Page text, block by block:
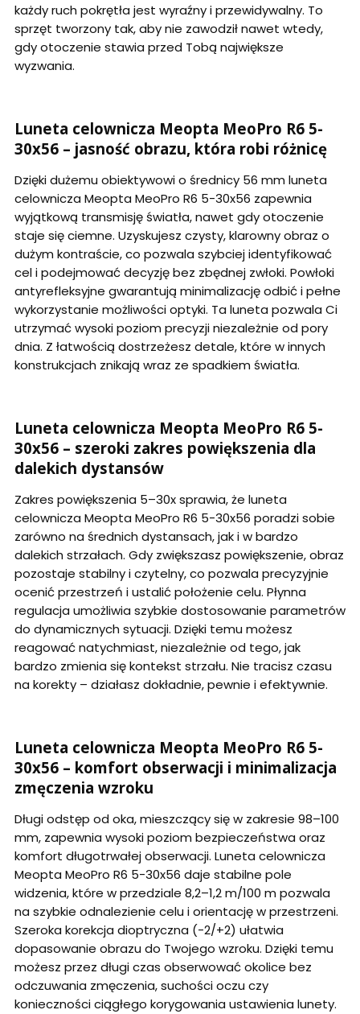
każdy ruch pokrętła jest wyraźny i przewidywalny. To
sprzęt tworzony tak, aby nie zawodził nawet wtedy,
gdy otoczenie stawia przed Tobą największe
wyzwania.
Luneta celownicza Meopta MeoPro R6 5-
30x56 – jasność obrazu, która robi różnicę
Dzięki dużemu obiektywowi o średnicy 56 mm luneta
celownicza Meopta MeoPro R6 5-30x56 zapewnia
wyjątkową transmisję światła, nawet gdy otoczenie
staje się ciemne. Uzyskujesz czysty, klarowny obraz o
dużym kontraście, co pozwala szybciej identyfikować
cel i podejmować decyzję bez zbędnej zwłoki. Powłoki
antyrefleksyjne gwarantują minimalizację odbić i pełne
wykorzystanie możliwości optyki. Ta luneta pozwala Ci
utrzymać wysoki poziom precyzji niezależnie od pory
dnia. Z łatwością dostrzeżesz detale, które w innych
konstrukcjach znikają wraz ze spadkiem światła.
Luneta celownicza Meopta MeoPro R6 5-
30x56 – szeroki zakres powiększenia dla
dalekich dystansów
Zakres powiększenia 5–30x sprawia, że luneta
celownicza Meopta MeoPro R6 5-30x56 poradzi sobie
zarówno na średnich dystansach, jak i w bardzo
dalekich strzałach. Gdy zwiększasz powiększenie, obraz
pozostaje stabilny i czytelny, co pozwala precyzyjnie
ocenić przestrzeń i ustalić położenie celu. Płynna
regulacja umożliwia szybkie dostosowanie parametrów
do dynamicznych sytuacji. Dzięki temu możesz
reagować natychmiast, niezależnie od tego, jak
bardzo zmienia się kontekst strzału. Nie tracisz czasu
na korekty – działasz dokładnie, pewnie i efektywnie.
Luneta celownicza Meopta MeoPro R6 5-
30x56 – komfort obserwacji i minimalizacja
zmęczenia wzroku
Długi odstęp od oka, mieszczący się w zakresie 98–100
mm, zapewnia wysoki poziom bezpieczeństwa oraz
komfort długotrwałej obserwacji. Luneta celownicza
Meopta MeoPro R6 5-30x56 daje stabilne pole
widzenia, które w przedziale 8,2–1,2 m/100 m pozwala
na szybkie odnalezienie celu i orientację w przestrzeni.
Szeroka korekcja dioptryczna (-2/+2) ułatwia
dopasowanie obrazu do Twojego wzroku. Dzięki temu
możesz przez długi czas obserwować okolice bez
odczuwania zmęczenia, suchości oczu czy
konieczności ciągłego korygowania ustawienia lunety.